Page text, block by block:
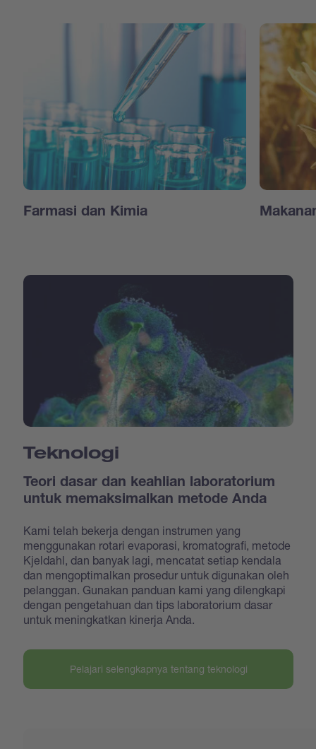
Farmasi dan Kimia
Teknologi
Teori dasar dan keahlian laboratorium
untuk memaksimalkan metode Anda
Kami telah bekerja dengan instrumen yang
menggunakan rotari evaporasi, kromatografi, metode
Kjeldahl, dan banyak lagi, mencatat setiap kendala
dan mengoptimalkan prosedur untuk digunakan oleh
pelanggan. Gunakan panduan kami yang dilengkapi
dengan pengetahuan dan tips laboratorium dasar
untuk meningkatkan kinerja Anda.
Pelajari selengkapnya tentang teknologi